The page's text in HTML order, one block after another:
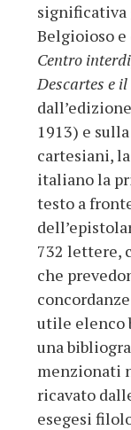
significativa
Belgioioso
Centro
Descartes e il
1913) e
cartesiani,
italiano la
testo a
732 lettere,
che
utile elenco
una
menzionati
ricavato
esegesi